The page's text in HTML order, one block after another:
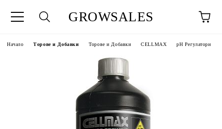
GROWSALES
Начало Торове и Добавки Торове и Добавки CELLMAX pH Регулатори